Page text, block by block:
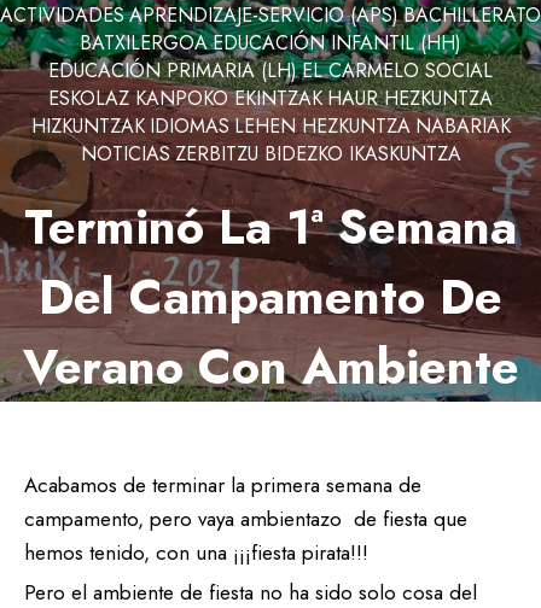
ACTIVIDADESAPRENDIZAJE-SERVICIO (APS)BACHILLERATO
BATXILERGOAEDUCACIÓN INFANTIL (HH)
EDUCACIÓN PRIMARIA (LH)EL CARMELO SOCIAL
ESKOLAZ KANPOKO EKINTZAKHAUR HEZKUNTZA
HIZKUNTZAK IDIOMASLEHEN HEZKUNTZA NABARIAK
NOTICIASZERBITZU BIDEZKO IKASKUNTZA
Terminó La 1ª Semana
Del Campamento De
Verano Con Ambiente
26 junio 2021
Acabamos de terminar la primera semana de
campamento, pero vaya ambientazo de fiesta que
hemos tenido, con una ¡¡¡fiesta pirata!!!
Pero el ambiente de fiesta no ha sido solo cosa del